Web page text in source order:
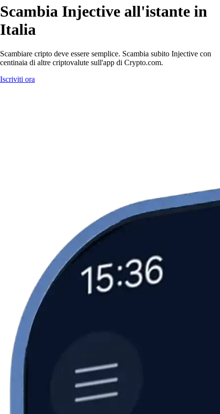
Scambia Injective all'istante in
Italia
Scambiare cripto deve essere semplice. Scambia subito Injective con
centinaia di altre criptovalute sull'app di Crypto.com.
Iscriviti ora